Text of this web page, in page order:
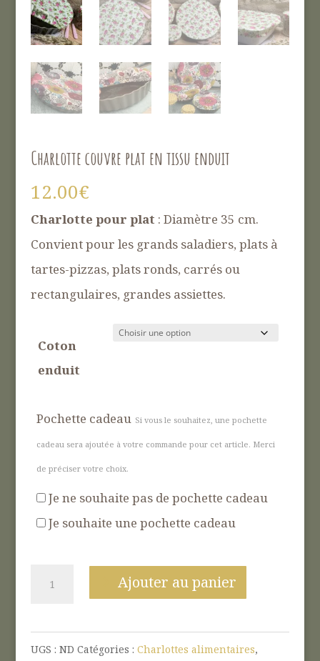
Charlotte couvre plat en tissu enduit
12.00€
Charlotte pour plat : Diamètre 35 cm.
Convient pour les grands saladiers, plats à
tartes-pizzas, plats ronds, carrés ou
rectangulaires, grandes assiettes.
Coton
enduit
Pochette cadeau Si vous le souhaitez, une pochette
cadeau sera ajoutée à votre commande pour cet article. Merci
de préciser votre choix.
Je ne souhaite pas de pochette cadeau
Je souhaite une pochette cadeau
couvre
Ajouter au panier
UGS : ND Catégories : Charlottes alimentaires,